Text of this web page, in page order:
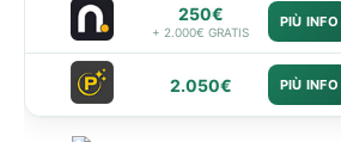
250€
+ 2.000€ GRATIS
PIÙ INFO
2.050€ PIÙ INFO